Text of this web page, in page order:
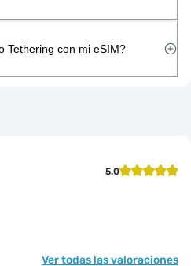
Tethering con mi eSIM?
5.0
Ver todas las valoraciones